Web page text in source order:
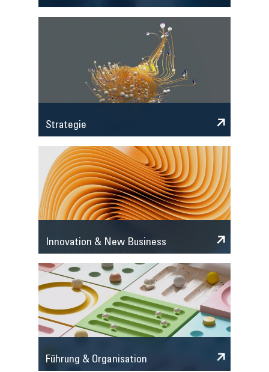
Strategie
Innovation & New Business
Führung & Organisation